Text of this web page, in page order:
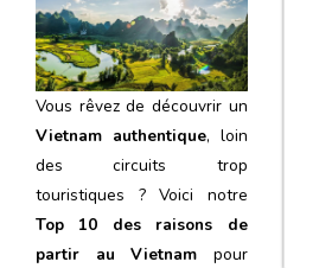
Vous rêvez de découvrir un
Vietnam authentique, loin
des circuits trop
touristiques ? Voici notre
Top 10 des raisons de
partir au Vietnam pour